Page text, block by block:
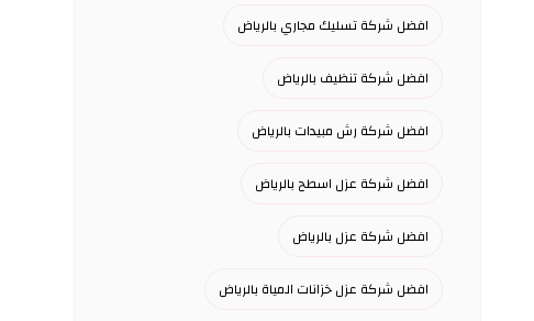
افضل شركة تسليك مجاري بالرياض
افضل شركة تنظيف بالرياض
افضل شركة رش مبيدات بالرياض
افضل شركة عزل اسطح بالرياض
افضل شركة عزل بالرياض
افضل شركة عزل خزانات المياة بالرياض